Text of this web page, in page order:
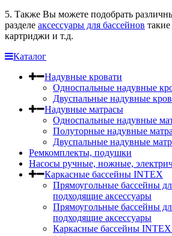
5. Также Вы можете подобрать
разделе аксессуары для бассейнов
картриджи и т.д.
Каталог
Надувные кровати
Односпальные надувные
Двуспальные надувные
Надувные матрасы
Односпальные надувные
Полуторные надувные
Двуспальные надувные
Ремкомплекты, подушки
Насосы ручные, ножные,
Каркасные бассейны INTEX
Прямоугольные бассейны
подходящие аксессуары
Прямоугольные бассейны
подходящие аксессуары
Каркасные бассейны